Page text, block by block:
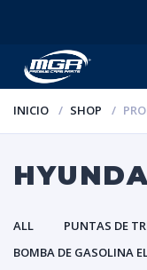
INICIO SHOP
ALL PUNTAS DE
BOMBA DE GASOLINA